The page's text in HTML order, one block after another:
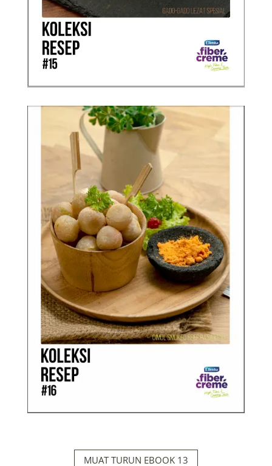
MUAT TURUN EBOOK 13